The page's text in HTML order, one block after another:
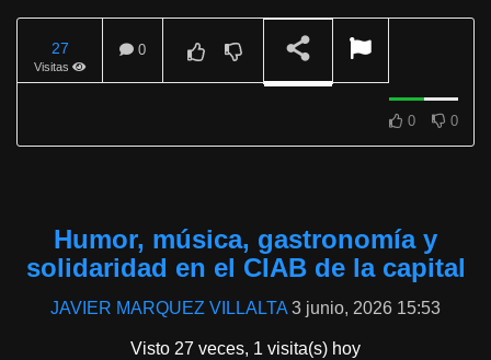
27
Visitas
0
0 0
Humor, música, gastronomía y
solidaridad en el CIAB de la capital
JAVIER MARQUEZ VILLALTA 3 junio, 2026 15:53
Visto 27 veces, 1 visita(s) hoy